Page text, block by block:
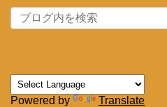
Powered by Translate